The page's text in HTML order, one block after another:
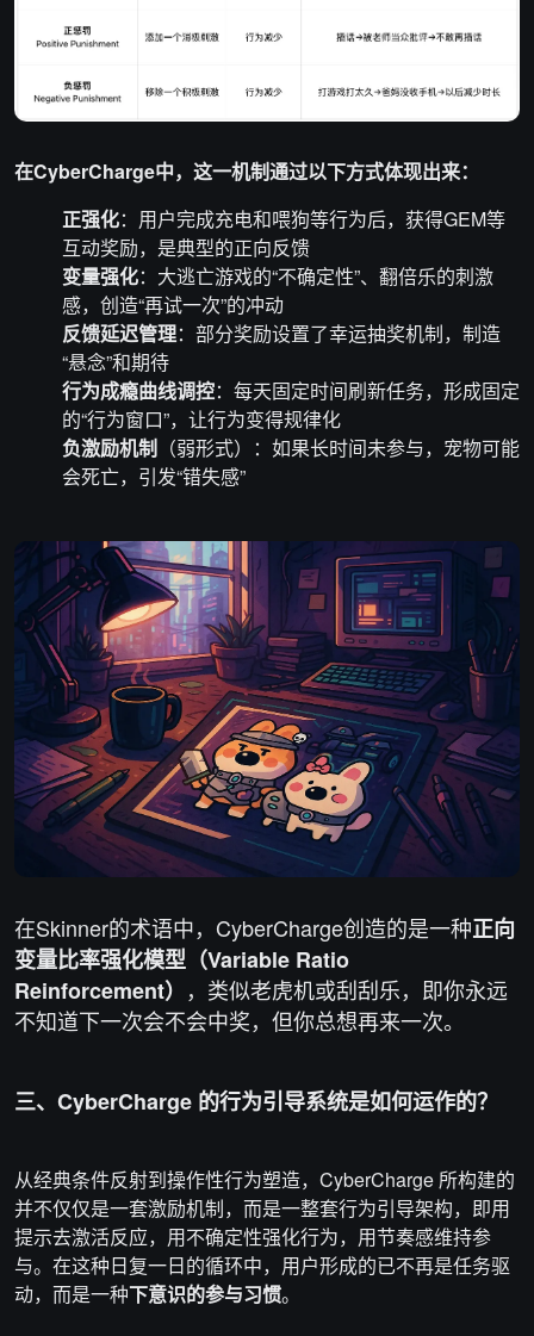
在CyberCharge中，这一机制通过以下方式体现出来：
正强化：用户完成充电和喂狗等行为后，获得GEM等
互动奖励，是典型的正向反馈
变量强化：大逃亡游戏的“不确定性”、翻倍乐的刺激
感，创造“再试一次”的冲动
反馈延迟管理：部分奖励设置了幸运抽奖机制，制造
“悬念”和期待
行为成瘾曲线调控：每天固定时间刷新任务，形成固定
的“行为窗口”，让行为变得规律化
负激励机制 （弱形式）：如果长时间未参与，宠物可能
会死亡，引发“错失感”
在Skinner的术语中，CyberCharge创造的是一种正向
变量比率强化模型（Variable Ratio
Reinforcement） ，类似老虎机或刮刮乐，即你永远
不知道下一次会不会中奖，但你总想再来一次。
三、CyberCharge 的行为引导系统是如何运作的？
从经典条件反射到操作性行为塑造，CyberCharge 所构建的
并不仅仅是一套激励机制，而是一整套行为引导架构，即用
提示去激活反应，用不确定性强化行为，用节奏感维持参
与。在这种日复一日的循环中，用户形成的已不再是任务驱
动，而是一种下意识的参与习惯。